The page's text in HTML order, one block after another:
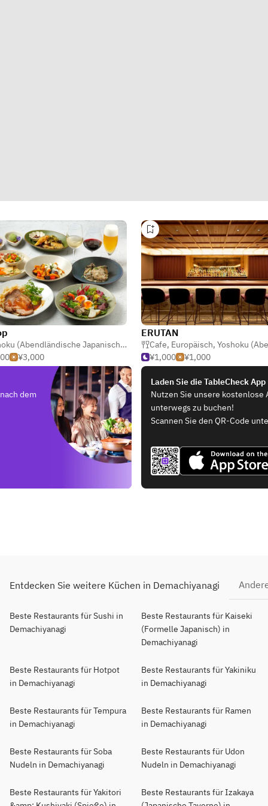
Yoshoku (Abendländische Japanisch)
, ,Cafe
¥3,000
ERUTAN
Cafe, Europäisch, Yoshoku (Abendländische
¥1,000
¥1,000
dem
Laden Sie die TableCheck
Nutzen Sie unsere kostenlose
unterwegs zu buchen!
Scannen Sie den QR-Code
Entdecken Sie weitere Küchen in Demachiyanagi
Beste Restaurants für Sushi in
Demachiyanagi
Beste Restaurants für Kaiseki
(Formelle Japanisch) in
Demachiyanagi
Beste Restaurants für Hotpot
in Demachiyanagi
Beste Restaurants für Yakiniku
in Demachiyanagi
Beste Restaurants für Tempura
in Demachiyanagi
Beste Restaurants für Ramen
in Demachiyanagi
Beste Restaurants für Soba
Nudeln in Demachiyanagi
Beste Restaurants für Udon
Nudeln in Demachiyanagi
Beste Restaurants für Yakitori
Beste Restaurants für Izakaya